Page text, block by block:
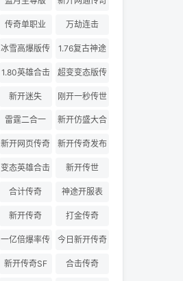
传奇单职业 万劫连击
冰雪高爆版传
奇
1.76复古神途
1.80英雄合击
超变变态版传
奇
新开迷失 刚开一秒传世
雷霆二合一
新开仿盛大合
击
新开网页传奇 新开传奇发布
变态英雄合击 新开传世
合计传奇 神途开服表
新开传奇 打金传奇
一亿倍爆率传
奇
今日新开传奇
三私服
新开传奇SF 合击传奇